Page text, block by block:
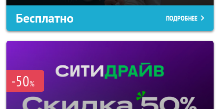
Бесплатно ПОДРОБНЕЕ
-50%